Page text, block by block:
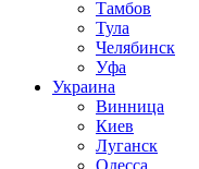
Тамбов
Тула
Челябинск
Уфа
Украина
Винница
Киев
Луганск
Одесса